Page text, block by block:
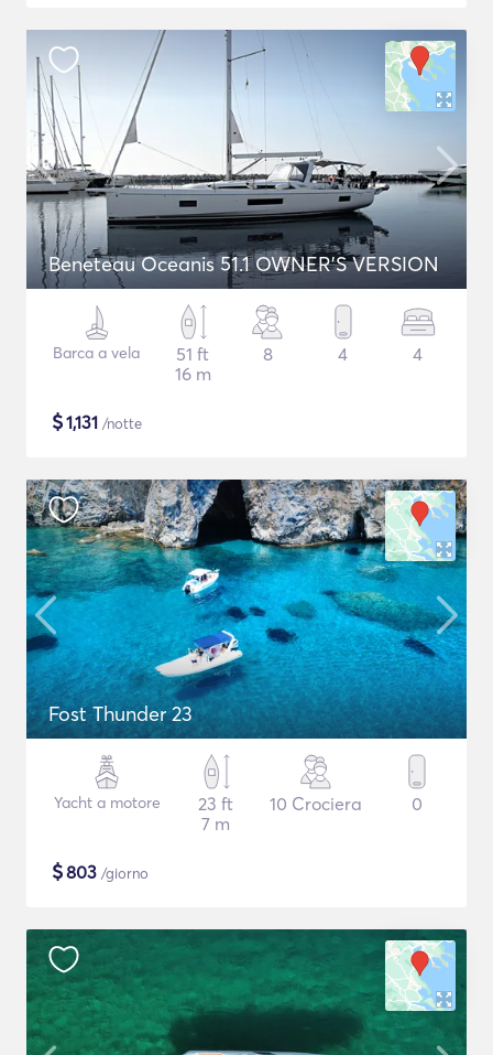
Beneteau Oceanis 51.1 OWNER'S VERSION
Barca a vela
51 ft
16 m
8 4 4
$1,131 /notte
Fost Thunder 23
Yacht a motore
23 ft
7 m
10 Crociera 0
$803 /giorno